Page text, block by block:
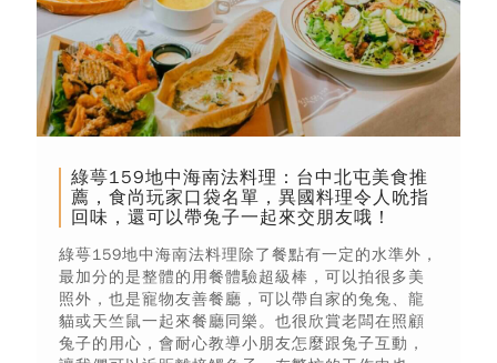
綠萼159地中海南法料理：台中北屯美食推
薦，食尚玩家口袋名單，異國料理令人吮指
回味，還可以帶兔子一起來交朋友哦！
綠萼159地中海南法料理除了餐點有一定的水準外，
最加分的是整體的用餐體驗超級棒，可以拍很多美
照外，也是寵物友善餐廳，可以帶自家的兔兔、龍
貓或天竺鼠一起來餐廳同樂。也很欣賞老闆在照顧
兔子的用心，會耐心教導小朋友怎麼跟兔子互動，